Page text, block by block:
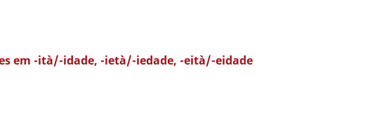
em -ità/-idade, -ietà/-iedade, -eità/-eidade